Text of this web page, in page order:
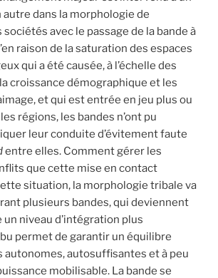
autre dans la morphologie de
avec le passage de la bande à
raison de la saturation des espaces
qui a été causée, à l’échelle des
croissance démographique et les
et qui est entrée en jeu plus ou
régions, les bandes n’ont pu
leur conduite d’évitement faute
entre elles. Comment gérer les
que cette mise en contact
situation, la morphologie tribale va
plusieurs bandes, qui deviennent
niveau d’intégration plus
permet de garantir un équilibre
autonomes, autosuffisantes et à peu
mobilisable. La bande se